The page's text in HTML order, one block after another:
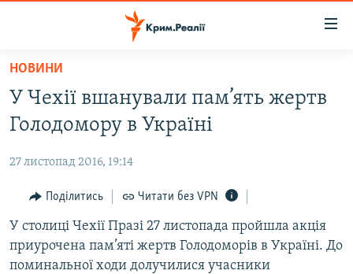
Перейти
основного
матеріалу
до
навігації
Перейти
до
пошуку
ВІДЕО ТА ФОТО
ПОЛІТИКА
БЛОГИ
ПОГЛЯД
ІНТЕРВ'Ю
НОВИНИ
У Чехії вшанували пам’ять жертв
Голодомору в Україні
27 листопад 2016, 19:14
Поділитись Читати без VPN
У столиці Чехії Празі 27 листопада пройшла акція
приурочена пам’яті жертв Голодоморів в Україні. До
поминальної ходи долучилися учасники